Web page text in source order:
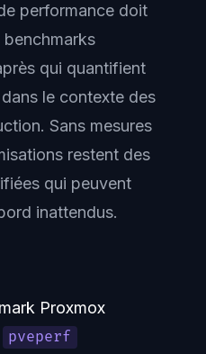
performance doit
qui quantifient
le contexte des
Sans mesures
restent des
qui peuvent
inattendus.
Proxmox
pveperf